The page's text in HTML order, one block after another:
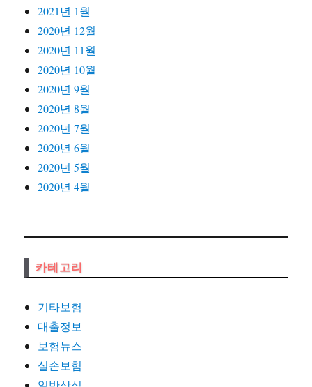
2021년 1월
2020년 12월
2020년 11월
2020년 10월
2020년 9월
2020년 8월
2020년 7월
2020년 6월
2020년 5월
2020년 4월
카테고리
기타보험
대출정보
보험뉴스
실손보험